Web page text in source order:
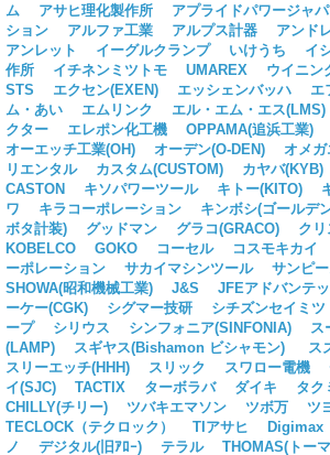
ム
アサヒ理化製作所 アプライドパワージャ
ション
アルファ工業 アルプス計器
アンド
アンレット
イーグルクランプ いけうち イ
作所
イチネンミツトモ UMAREX ウイニン
STS
エクセン(EXEN) エッシェンバッハ エ
ム・あい
エムリンク エル・エム・エス(LMS)
クター
エレポン化工機 OPPAMA(追浜工業)
オーエッチ工業(OH)
オーデン(O-DEN) オメガ
リエンタル
カスタム(CUSTOM) カヤバ(KYB)
CASTON
キソパワーツール キトー(KITO)
ワ
キラコーポレーション キンボシ(ゴールデ
ボタ計装)
グッドマン グラコ(GRACO)
ク
KOBELCO
GOKO コーセル コスモキカイ
ーポレーション
サカイマシンツール サンピ
SHOWA(昭和機械工業)
J&S JFEアドバンテ
ーケー(CGK)
シグマー技研 シチズンセイミツ
ープ
シリウス シンフォニア(SINFONIA) ス
(LAMP)
スギヤス(Bishamon ビシャモン)
ス
スリーエッチ(HHH)
スリック スワロー電機
イ(SJC)
TACTIX ターボラバ ダイキ タク
CHILLY(チリー)
ツバキエマソン ツボ万 ツ
TECLOCK（テクロック）
TIアサヒ Digimax
ノ
デジタル(旧ｱﾛｰ) テラル THOMAS(トー